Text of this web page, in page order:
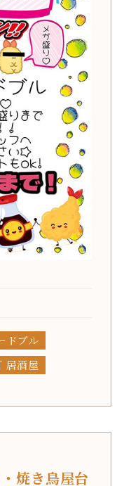
ドブル
居酒屋
焼き鳥屋台